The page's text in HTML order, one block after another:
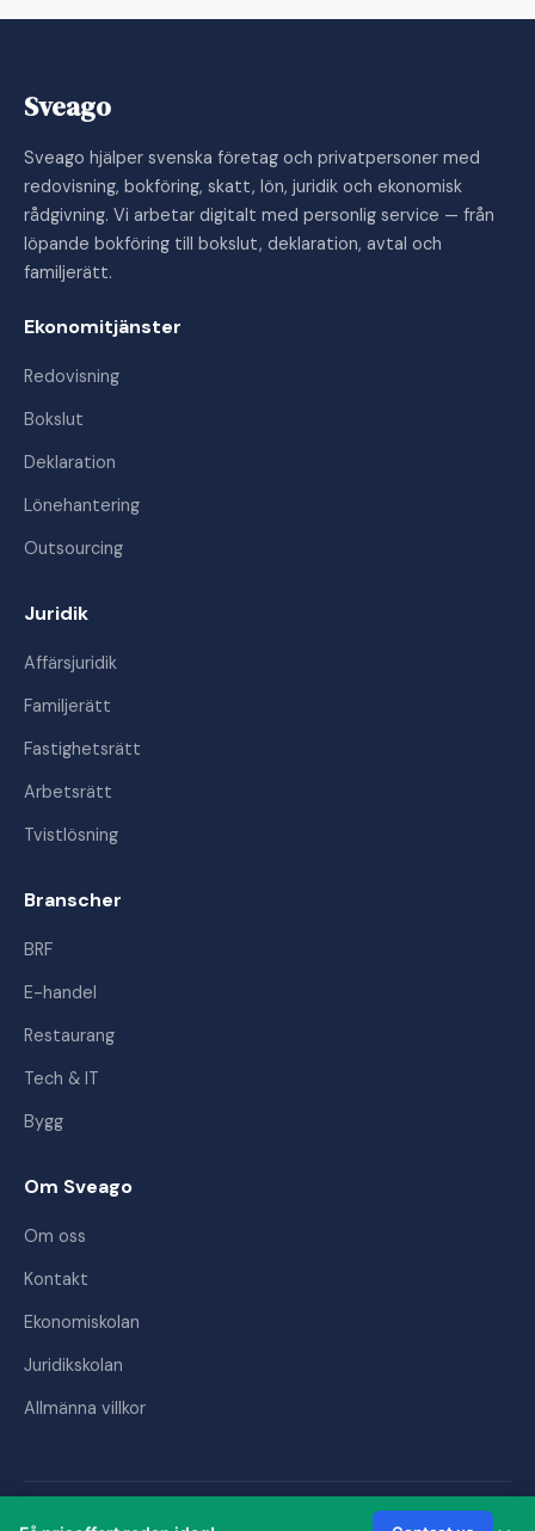
Sveago
Sveago hjälper svenska företag och privatpersoner med
redovisning, bokföring, skatt, lön, juridik och ekonomisk
rådgivning. Vi arbetar digitalt med personlig service — från
löpande bokföring till bokslut, deklaration, avtal och
familjerätt.
Ekonomitjänster
Redovisning
Bokslut
Deklaration
Lönehantering
Outsourcing
Juridik
Affärsjuridik
Familjerätt
Fastighetsrätt
Arbetsrätt
Tvistlösning
Branscher
BRF
E-handel
Restaurang
Tech & IT
Bygg
Om Sveago
Om oss
Kontakt
Ekonomiskolan
Juridikskolan
Allmänna villkor
© 2026 Sveago AB. Alla rättigheter förbehållna.